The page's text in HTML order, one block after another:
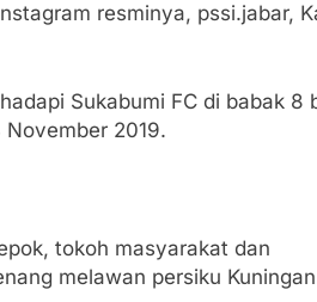
resminya, pssi.jabar,
Sukabumi FC di babak 8
2019.
tokoh masyarakat dan
melawan persiku Kuningan